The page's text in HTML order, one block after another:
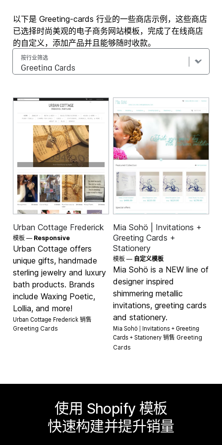
以下是 Greeting-cards 行业的一些商店示例，这些商店
已选择时尚美观的电子商务网站模板，完成了在线商店
的自定义，添加产品并且能够随时收款。
按行业筛选
Urban Cottage Frederick
模板 — Responsive
Urban Cottage offers
unique gifts, handmade
sterling jewelry and luxury
bath products. Brands
include Waxing Poetic,
Lollia, and more!
Urban Cottage Frederick 销售
Greeting Cards
Mia Sohö | Invitations +
Greeting Cards +
Stationery
模板 — 自定义模板
Mia Sohö is a NEW line of
designer inspired
shimmering metallic
invitations, greeting cards
and stationery.
Mia Sohö | Invitations + Greeting
Cards + Stationery 销售 Greeting
Cards
使用 Shopify 模板
快速构建并提升销量